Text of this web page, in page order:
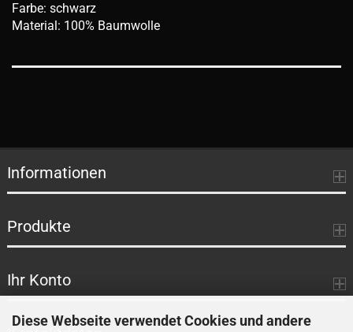
Diese Webseite verwendet Cookies und andere
Farbe: schwarz
Material: 100% Baumwolle
Informationen
Produkte
Ihr Konto